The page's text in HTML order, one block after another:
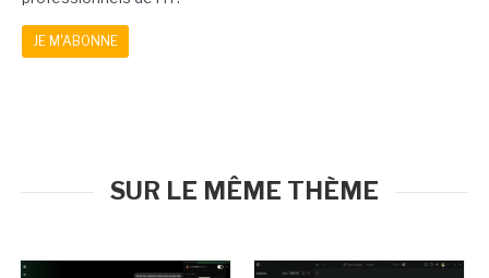
JE M'ABONNE
SUR LE MÊME THÈME